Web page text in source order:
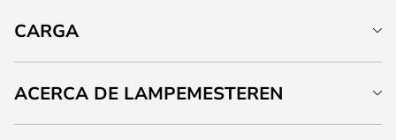
CARGA
ACERCA DE LAMPEMESTEREN